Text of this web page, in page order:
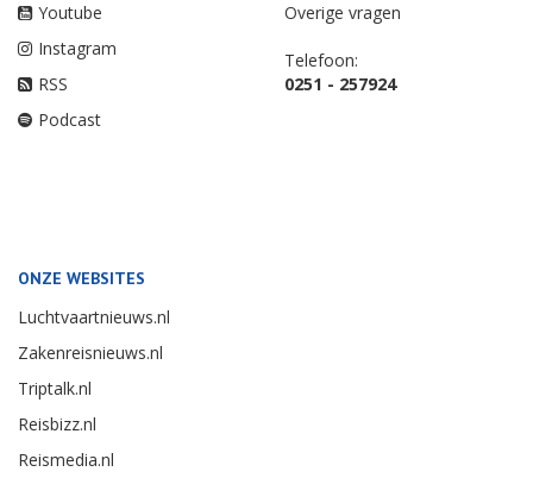
Youtube
Instagram
RSS
Podcast
Overige vragen
Telefoon:
0251 - 257924
ONZE WEBSITES
Luchtvaartnieuws.nl
Zakenreisnieuws.nl
Triptalk.nl
Reisbizz.nl
Reismedia.nl